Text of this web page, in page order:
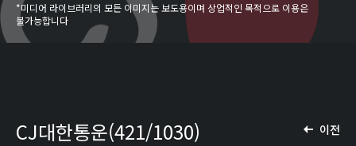
*미디어 라이브러리의 모든 이미지는 보도용이며 상업적인 목적으로 이용은
불가능합니다
이전
CJ대한통운(421/1030)